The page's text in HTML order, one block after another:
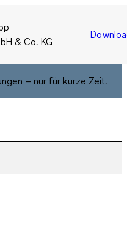
& Co. KG
– nur für kurze Zeit.